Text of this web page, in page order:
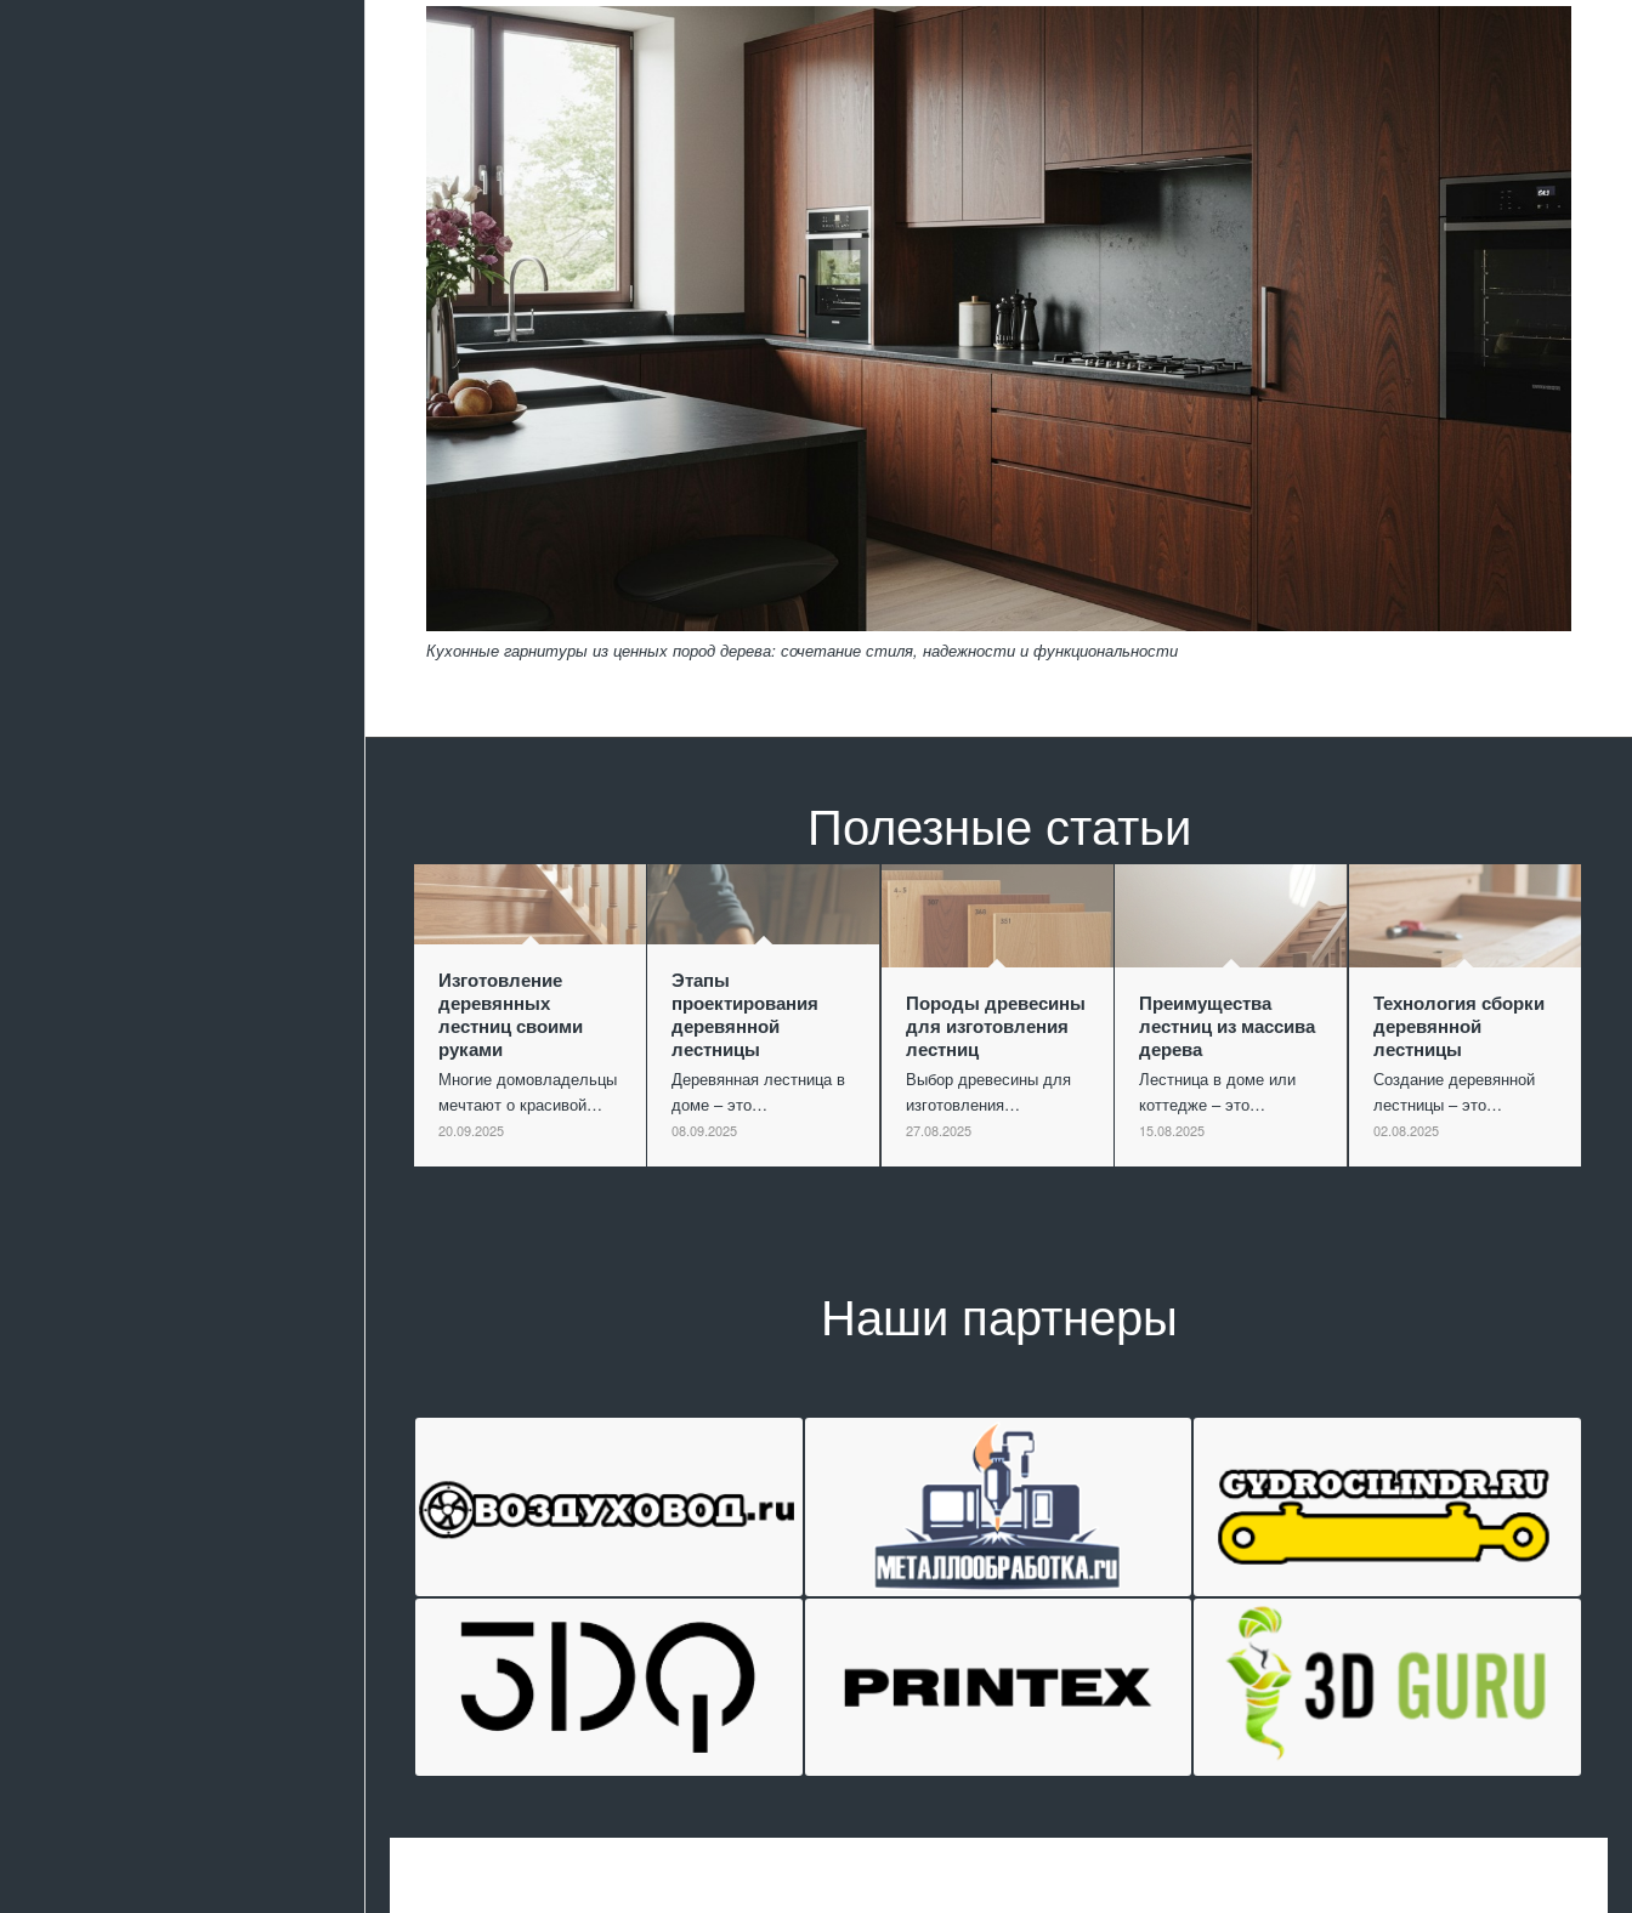
Кухонные гарнитуры из ценных пород дерева: сочетание стиля, надежности и функциональности
Полезные статьи
Изготовление
деревянных
лестниц своими
руками
Многие домовладельцы
мечтают о красивой…
20.09.2025
Этапы
проектирования
деревянной
лестницы
Деревянная лестница в
доме – это…
08.09.2025
Породы древесины
для изготовления
лестниц
Выбор древесины для
изготовления…
27.08.2025
Преимущества
лестниц из массива
дерева
Лестница в доме или
коттедже – это…
15.08.2025
Технология сборки
деревянной
лестницы
Создание деревянной
лестницы – это…
02.08.2025
Наши партнеры